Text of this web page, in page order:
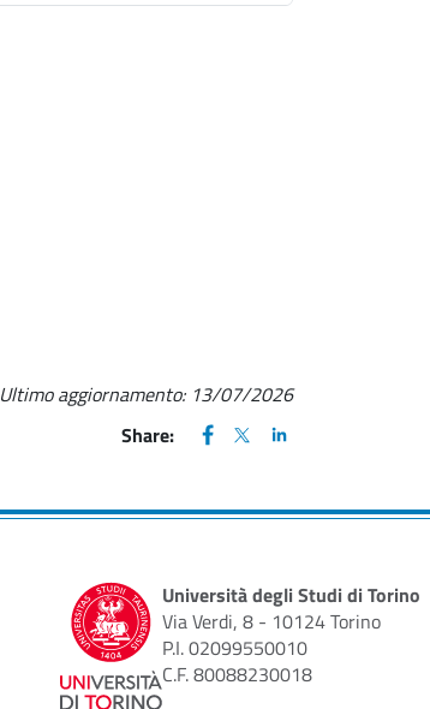
Ultimo aggiornamento: 13/07/2026
Share:
FACEBOOK
(apre una nuova finestra)
X
(apre una nuova
LINKEDIN
(apre una nuova
Università degli Studi di Torino
Via Verdi, 8 - 10124 Torino
P.I. 02099550010
C.F. 80088230018